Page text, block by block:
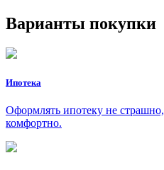
Варианты покупки
Ипотека
Оформлять ипотеку не
комфортно.